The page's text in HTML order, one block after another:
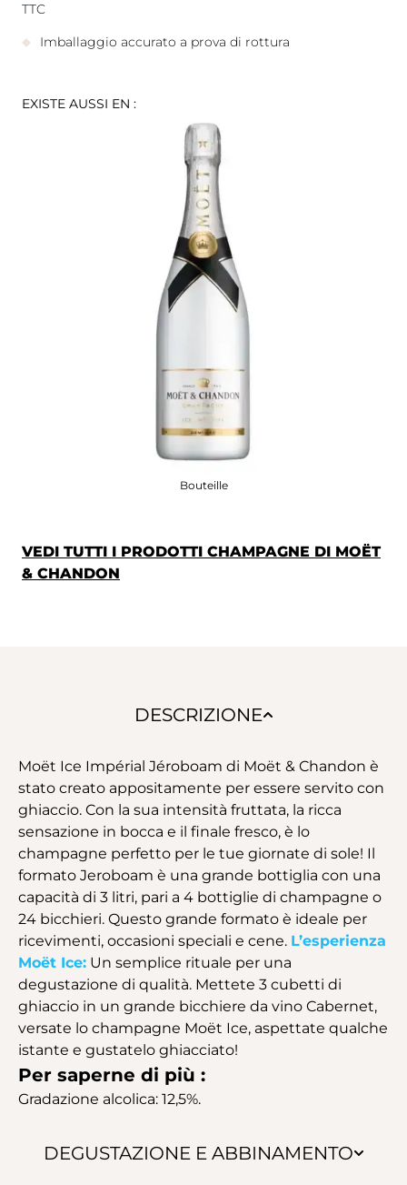
TTC
Imballaggio accurato a prova di rottura
EXISTE AUSSI EN :
Bouteille
VEDI TUTTI I PRODOTTI CHAMPAGNE DI MOËT
& CHANDON
DESCRIZIONE
DEGUSTAZIONE E ABBINAMENTO
Moët Ice Impérial Jéroboam di Moët & Chandon è
stato creato appositamente per essere servito con
ghiaccio. Con la sua intensità fruttata, la ricca
sensazione in bocca e il finale fresco, è lo
champagne perfetto per le tue giornate di sole! Il
formato Jeroboam è una grande bottiglia con una
capacità di 3 litri, pari a 4 bottiglie di champagne o
24 bicchieri. Questo grande formato è ideale per
ricevimenti, occasioni speciali e cene. L’esperienza
Moët Ice: Un semplice rituale per una
degustazione di qualità. Mettete 3 cubetti di
ghiaccio in un grande bicchiere da vino Cabernet,
versate lo champagne Moët Ice, aspettate qualche
istante e gustatelo ghiacciato!
Per saperne di più :
Gradazione alcolica: 12,5%.